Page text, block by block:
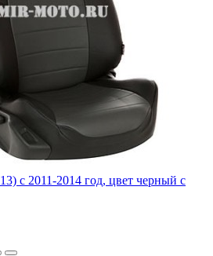
c 2011-2014 год, цвет черный с